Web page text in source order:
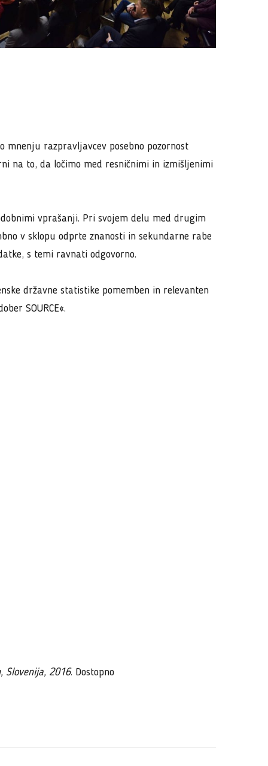
mnenju razpravljavcev posebno pozornost
na to, da ločimo med resničnimi in izmišljenimi
vprašanji. Pri svojem delu med drugim
v sklopu odprte znanosti in sekundarne rabe
s temi ravnati odgovorno.
državne statistike pomemben in relevanten
SOURCE«.
Slovenija, 2016. Dostopno